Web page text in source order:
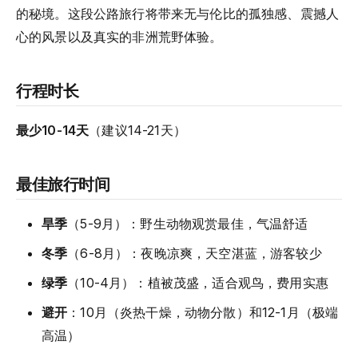
的秘境。这段公路旅行将带来无与伦比的孤独感、震撼人
心的风景以及真实的非洲荒野体验。
行程时长
最少10-14天 （建议14-21天）
最佳旅行时间
旱季 （5-9月）：野生动物观赏最佳，气温舒适
冬季 （6-8月）：夜晚凉爽，天空湛蓝，游客较少
绿季 （10-4月）：植被茂盛，适合观鸟，费用实惠
避开 ：10月（炎热干燥，动物分散）和12-1月（极端
高温）